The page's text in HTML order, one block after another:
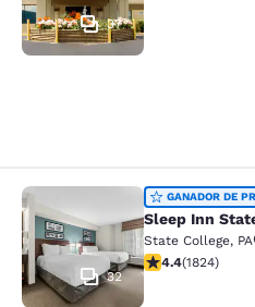
37
Sleep Inn State
32
GANADOR DE
Sleep Inn
State College, PA
calificación de
4.4(1824)